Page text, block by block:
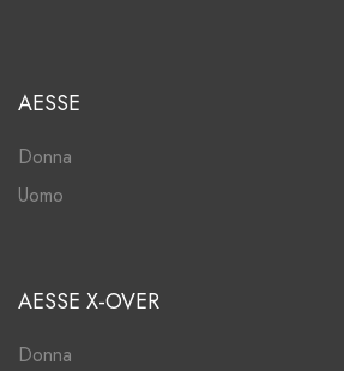
AESSE
Donna
Uomo
AESSE X-OVER
Donna